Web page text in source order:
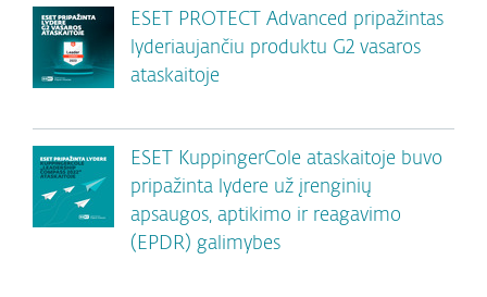
ESET PROTECT Advanced pripažintas
lyderiaujančiu produktu G2 vasaros
ataskaitoje
ESET KuppingerCole ataskaitoje buvo
pripažinta lydere už įrenginių
apsaugos, aptikimo ir reagavimo
(EPDR) galimybes